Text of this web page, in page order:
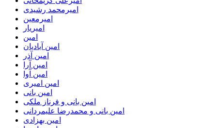
امیرمحمد رشیدی
امیرمعین
امیریار
امین
امین آبادیان
امین آذر
امین آرا
امین آوا
امین امیری
امین بانی
امین بانی و فرناز ملکی
امین بانی و محمدرضا علیمردانی
امین بهزادی